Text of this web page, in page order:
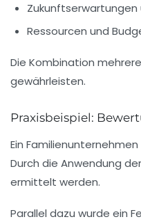
Zukunftserwartungen
Ressourcen und
Die Kombination
gewährleisten.
Praxisbeispiel:
Ein
Durch die Anwendung
ermittelt werden.
Parallel dazu wurde ein